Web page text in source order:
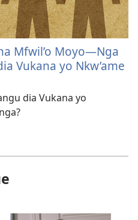
Mfwil’o Moyo—Nga
Vukana yo Nkw’ame
dia Vukana yo